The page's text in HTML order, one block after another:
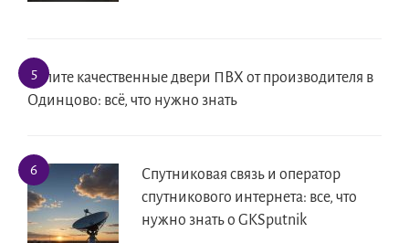
Купите качественные двери ПВХ от производителя в
Одинцово: всё, что нужно знать
Спутниковая связь и оператор
спутникового интернета: все, что
нужно знать о GKSputnik